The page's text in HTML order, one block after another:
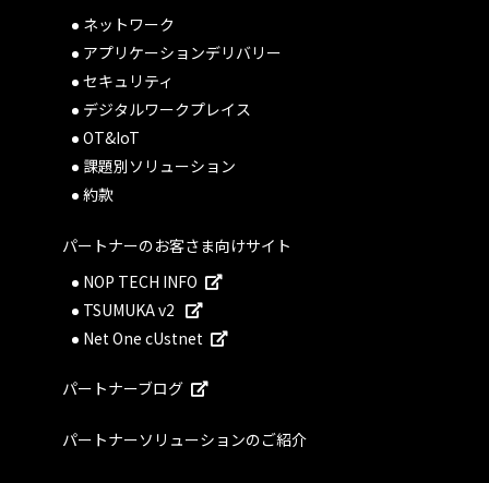
ネットワーク
アプリケーションデリバリー
セキュリティ
デジタルワークプレイス
OT&IoT
課題別ソリューション
約款
パートナーのお客さま向けサイト
NOP TECH INFO
TSUMUKA v2
Net One cUstnet
パートナーブログ
パートナーソリューションのご紹介